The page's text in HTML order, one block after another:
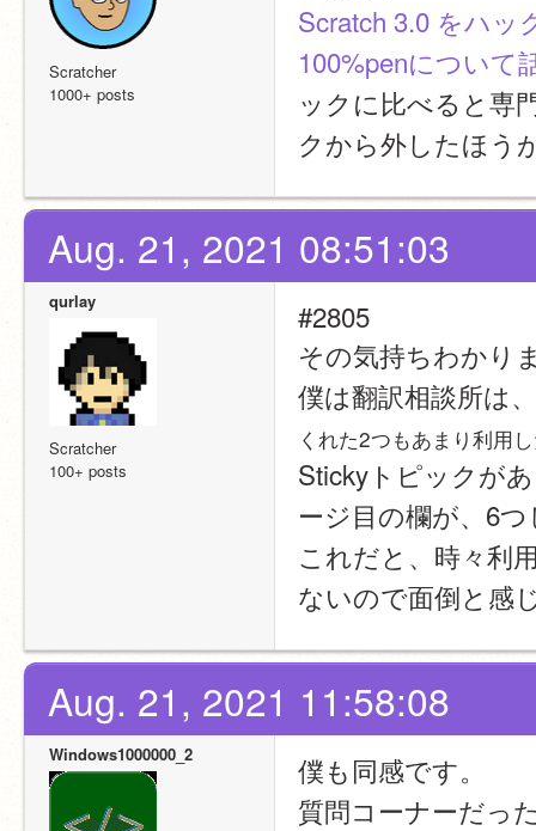
Scratcher
1000+ posts
Scratch 3.0 をハッ
100%penについて
ックに比べると専
クから外したほう
Aug. 21, 2021 08:51:03
qurlay
Scratcher
100+ posts
#2805
その気持ちわかり
僕は翻訳相談所は
くれた2つもあまり利用
Stickyトピックが
ージ目の欄が、6
これだと、時々利
ないので面倒と感
Aug. 21, 2021 11:58:08
Windows1000000_2
僕も同感です。
質問コーナーだっ